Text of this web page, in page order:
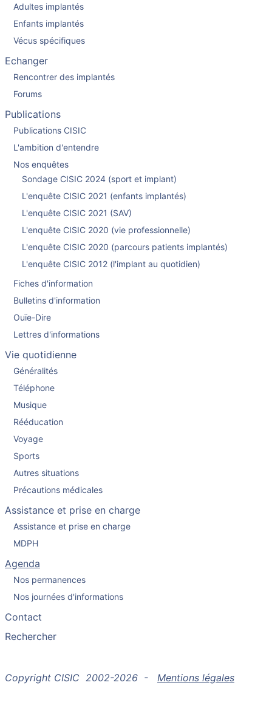
Adultes implantés
Enfants implantés
Vécus spécifiques
Echanger
Rencontrer des implantés
Forums
Publications
Publications CISIC
L'ambition d'entendre
Nos enquêtes
Sondage CISIC 2024 (sport et implant)
L'enquête CISIC 2021 (enfants implantés)
L'enquête CISIC 2021 (SAV)
L'enquête CISIC 2020 (vie professionnelle)
L'enquête CISIC 2020 (parcours patients implantés)
L'enquête CISIC 2012 (l'implant au quotidien)
Fiches d'information
Bulletins d'information
Ouïe-Dire
Lettres d'informations
Vie quotidienne
Généralités
Téléphone
Musique
Rééducation
Voyage
Sports
Autres situations
Précautions médicales
Assistance et prise en charge
Assistance et prise en charge
MDPH
Agenda
Nos permanences
Nos journées d'informations
Contact
Rechercher
Copyright CISIC 2002-2026 - Mentions légales